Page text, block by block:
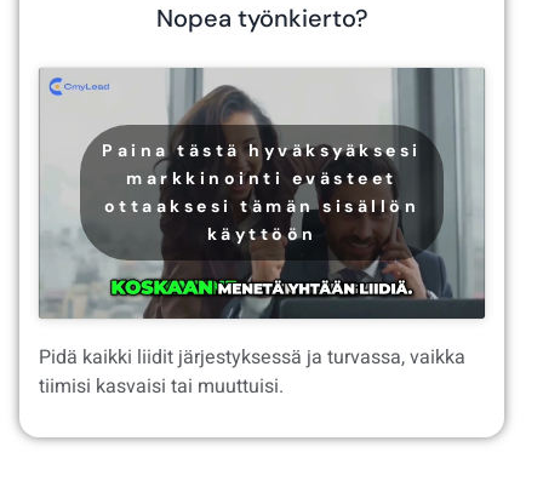
Nopea työnkierto?
Paina tästä hyväksyäksesi
markkinointi evästeet
ottaaksesi tämän sisällön
käyttöön
Pidä kaikki liidit järjestyksessä ja turvassa, vaikka
tiimisi kasvaisi tai muuttuisi.